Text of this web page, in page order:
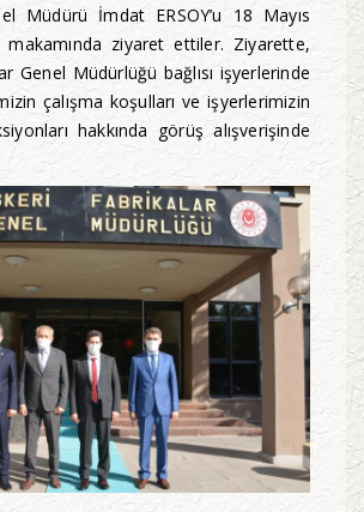
Müdürü İmdat ERSOY’u 18 Mayıs
ziyaret ettiler. Ziyarette,
Genel Müdürlüğü bağlısı işyerlerinde
çalışma koşulları ve işyerlerimizin
hakkında görüş alışverişinde